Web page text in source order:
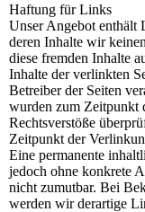
Haftung für Links
Unser Angebot enthält
deren Inhalte wir
diese fremden Inhalte
Inhalte der verlinkten
Betreiber der Seiten
wurden zum Zeitpunkt
Rechtsverstöße
Zeitpunkt der
Eine permanente
jedoch ohne konkrete
nicht zumutbar. Bei
werden wir derartige